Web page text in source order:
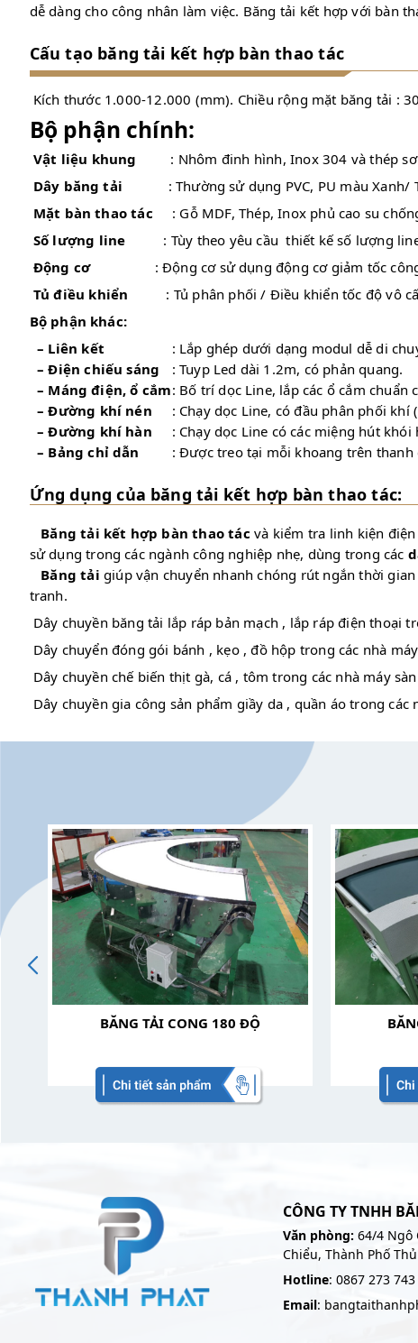
dễ dàng cho công nhân làm việc. Băng tải kết hợp với bàn
Cấu tạo băng tải kết hợp bàn thao tác
Kích thước 1.000-12.000 (mm). Chiều rộng mặt băng tải :
Bộ phận chính:
Vật liệu khung
: Nhôm đinh hình, Inox 304 và thép
Dây băng tải
: Thường sử dụng PVC, PU màu Xanh/
Mặt bàn thao tác
: Gỗ MDF, Thép, Inox phủ cao su
Số lượng line
: Tùy theo yêu cầu thiết kế số lượng
Động cơ : Động cơ sử dụng động cơ giảm tốc
Tủ điều khiển
: Tủ phân phối / Điều khiển tốc độ vô
Bộ phận khác:
– Liên kết
: Lắp ghép dưới dạng modul dễ di
– Điện chiếu sáng
: Tuyp Led dài 1.2m, có phản quang.
– Máng điện, ổ cắm: Bố trí dọc Line, lắp các ổ cắm chuẩn
– Đường khí nén
: Chạy dọc Line, có đầu phân phối khí
– Đường khí hàn
: Chạy dọc Line có các miệng hút khói
– Bảng chỉ dẫn
: Được treo tại mỗi khoang trên thanh
Ứng dụng của băng tải kết hợp bàn thao tác:
Băng tải kết hợp bàn thao tác và kiểm tra linh kiện
sử dụng trong các ngành công nghiệp nhẹ, dùng trong các
Băng tải giúp vận chuyển nhanh chóng rút ngắn thời
tranh.
Dây chuyền băng tải lắp ráp bản mạch , lắp ráp điện thoại
Dây chuyển đóng gói bánh , kẹo , đồ hộp trong các nhà
Dây chuyền chế biến thịt gà, cá , tôm trong các nhà máy
Dây chuyền gia công sản phẩm giầy da , quần áo trong các
BĂNG TẢI CONG 180 ĐỘ
CÔNG TY TNHH
Văn phòng:64/4 Ngô
Chiểu, Thành Phố
Hotline: 0867 273 743
Email: